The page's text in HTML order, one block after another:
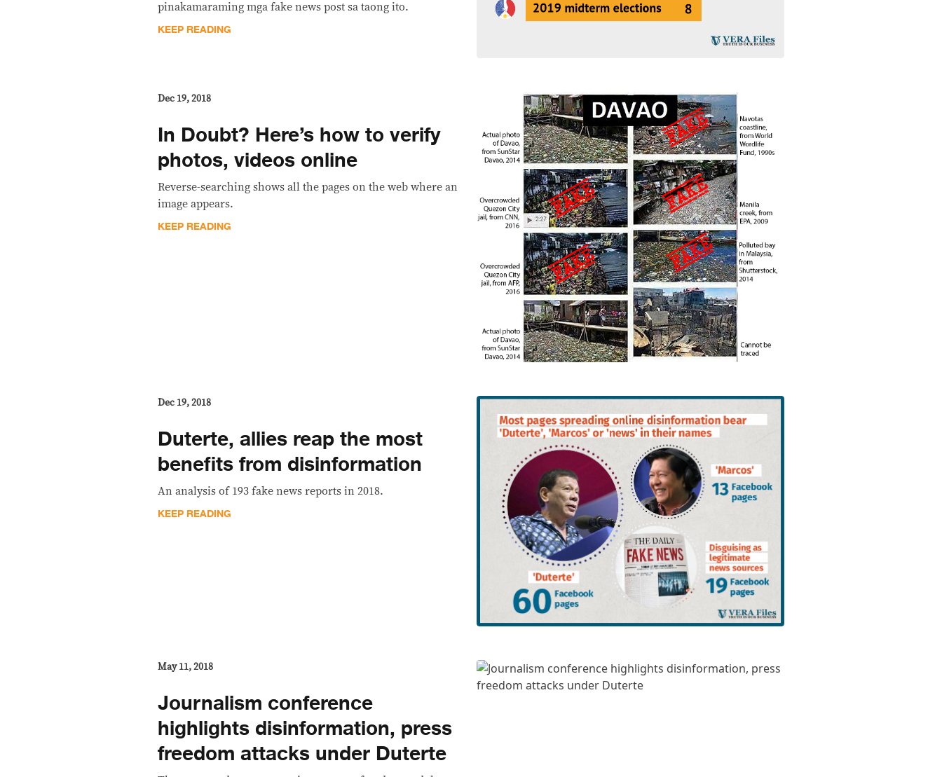
pinakamaraming mga fake news post sa taong ito.
KEEP READING
Dec 19, 2018
In Doubt? Here’s how to verify
photos, videos online
Reverse-searching shows all the pages on the web where an
image appears.
KEEP READING
Dec 19, 2018
Duterte, allies reap the most
benefits from disinformation
An analysis of 193 fake news reports in 2018.
KEEP READING
May 11, 2018
Journalism conference
highlights disinformation, press
freedom attacks under Duterte